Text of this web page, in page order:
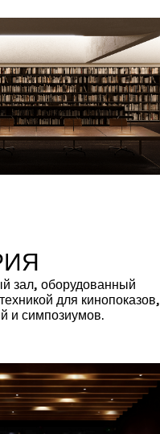
зал, оборудованный
для кинопоказов,
и симпозиумов.